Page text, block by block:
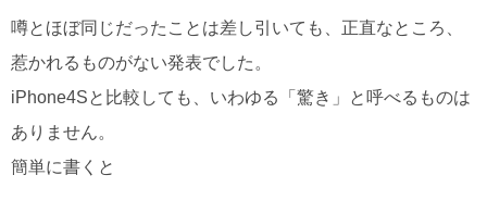
噂とほぼ同じだったことは差し引いても、正直なところ、
惹かれるものがない発表でした。
iPhone4Sと比較しても、いわゆる「驚き」と呼べるものは
ありません。
簡単に書くと